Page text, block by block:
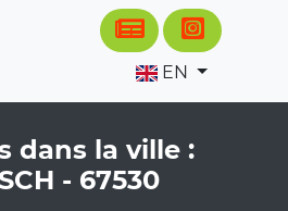
EN
dans la ville :
- 67530